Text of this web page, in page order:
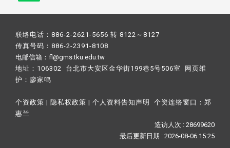
联络电话：886-2-2621-5656 转 8122～8127
传真号码：886-2-2391-8108
电邮信箱：fl@gms.tku.edu.tw
地址：106302 台北市大安区金华街199巷5号506室 网页维
护： 廖家鸣​
个资政策 | 隐私权政策 | 个人资料告知声明 个资连络窗口： 郑
惠兰
造访人次 : 28699620
最后更新日期 :2026-08-06 15:25